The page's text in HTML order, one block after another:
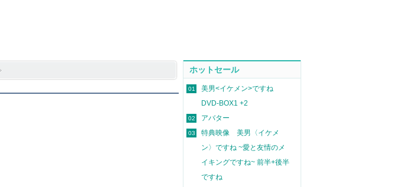
ホットセール
01
美男<イケメン>ですね
DVD-BOX1 +2
02 アバター
03
特典映像 美男〈イケメ
ン〉ですね ~愛と友情のメ
イキングですね~ 前半+後半
ですね